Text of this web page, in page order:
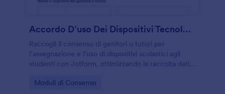
Accordo D’uso Dei Dispositivi Tecnologici Per Studenti Waiver
Raccogli il consenso di genitori o tutori per
l’assegnazione e l’uso di dispositivi scolastici agli
studenti con Jotform, ottimizzando la raccolta dati e
Go to Category:
Moduli di Consenso